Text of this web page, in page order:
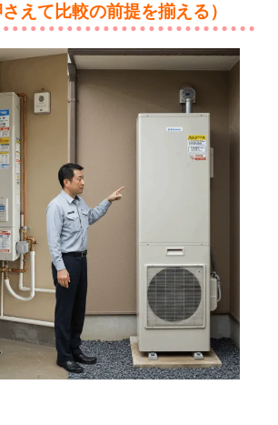
さえて比較の前提を揃える）